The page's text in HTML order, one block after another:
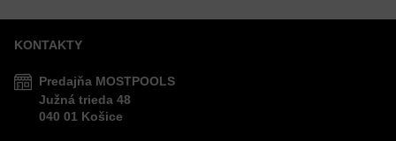
KONTAKTY
Predajňa MOSTPOOLS
Južná trieda 48
040 01 Košice